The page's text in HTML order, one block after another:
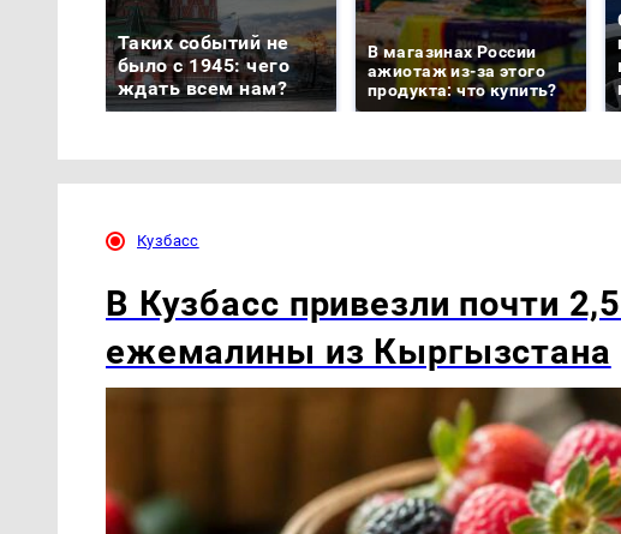
Таких событий не
было с 1945: чего
ждать всем нам?
В магазинах России
ажиотаж из-за этого
продукта: что купить?
Кузбасс
В Кузбасс привезли почти
ежемалины из Кыргызстана